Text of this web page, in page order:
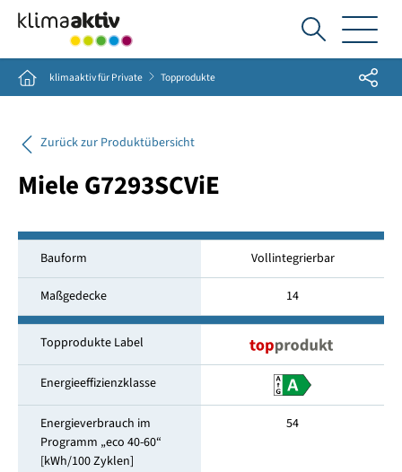
Ich
suche...
Home klimaaktiv für Private Topprodukte Share
Zurück zur Produktübersicht
Miele G7293SCViE
Bauform Vollintegrierbar
Maßgedecke 14
Topprodukte Label
Energieeffizienzklasse
Energieverbrauch im
Programm „eco 40-60“
[kWh/100 Zyklen]
54